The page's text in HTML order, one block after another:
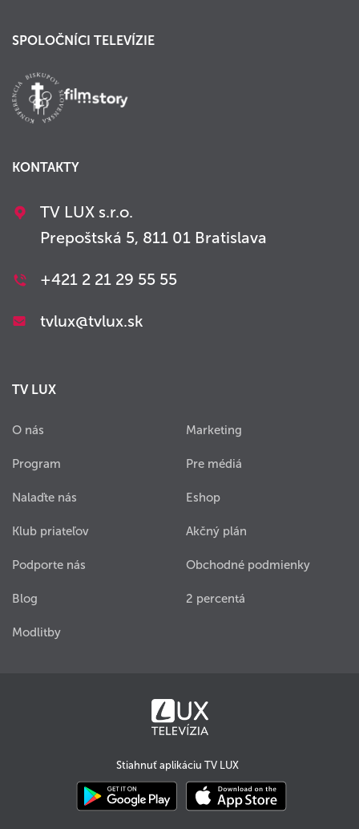
SPOLOČNÍCI TELEVÍZIE
KONTAKTY
TV LUX s.r.o.
Prepoštská 5, 811 01 Bratislava
+421 2 21 29 55 55
tvlux@tvlux.sk
TV LUX
O nás
Program
Nalaďte nás
Klub priateľov
Podporte nás
Blog
Modlitby
Marketing
Pre médiá
Eshop
Akčný plán
Obchodné podmienky
2 percentá
Stiahnuť aplikáciu TV LUX